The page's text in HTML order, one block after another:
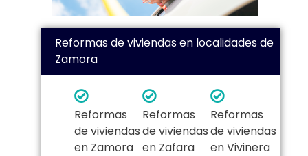
Reformas de viviendas en localidades de
Zamora
Reformas
de viviendas
en Zamora
Reformas
de viviendas
en Zafara
Reformas
de viviendas
en Vivinera